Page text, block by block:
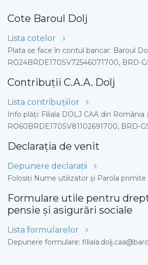
Cote Baroul Dolj
Lista cotelor
Plata se face în contul bancar: Baroul
RO24BRDE170SV72546071700, BRD-
Contribuții C.A.A. Dolj
Lista contribuțiilor
Info plăţi: Filiala DOLJ CAA din România
RO60BRDE170SV81102691700, BRD-
Declarația de venit
Depunere declaraţii
Folosiți Nume utilizator și Parola primite
Formulare utile pentru
pensie și asigurări sociale
Lista formularelor
Depunere formulare: